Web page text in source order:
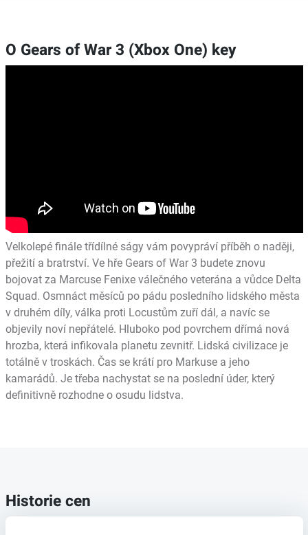
O Gears of War 3 (Xbox One) key
Velkolepé finále třídílné ságy vám povypráví příběh o naději,
přežití a bratrství. Ve hře Gears of War 3 budete znovu
bojovat za Marcuse Fenixe válečného veterána a vůdce Delta
Squad. Osmnáct měsíců po pádu posledního lidského města
v druhém díly, válka proti Locustům zuří dál, a navíc se
objevily noví nepřátelé. Hluboko pod povrchem dřímá nová
hrozba, která infikovala planetu zevnitř. Lidská civilizace je
totálně v troskách. Čas se krátí pro Markuse a jeho
kamarádů. Je třeba nachystat se na poslední úder, který
definitivně rozhodne o osudu lidstva.
Historie cen